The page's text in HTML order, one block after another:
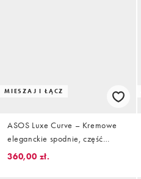
MIESZAJ I ŁĄCZ
ASOS Luxe Curve – Kremowe
eleganckie spodnie, część
zestawu
360,00 zł.